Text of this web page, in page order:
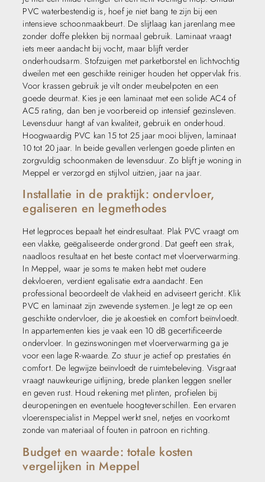
PVC waterbestendig is, hoef je niet bang te zijn bij een
intensieve schoonmaakbeurt. De slijtlaag kan jarenlang mee
zonder doffe plekken bij normaal gebruik. Laminaat vraagt
iets meer aandacht bij vocht, maar blijft verder
onderhoudsarm. Stofzuigen met parketborstel en lichtvochtig
dweilen met een geschikte reiniger houden het oppervlak fris.
Voor krassen gebruik je vilt onder meubelpoten en een
goede deurmat. Kies je een laminaat met een solide AC4 of
AC5 rating, dan ben je voorbereid op intensief gezinsleven.
Levensduur hangt af van kwaliteit, gebruik en onderhoud.
Hoogwaardig PVC kan 15 tot 25 jaar mooi blijven, laminaat
10 tot 20 jaar. In beide gevallen verlengen goede plinten en
zorgvuldig schoonmaken de levensduur. Zo blijft je woning in
Meppel er verzorgd en stijlvol uitzien, jaar na jaar.
Installatie in de praktijk: ondervloer,
egaliseren en legmethodes
Het legproces bepaalt het eindresultaat. Plak PVC vraagt om
een vlakke, geëgaliseerde ondergrond. Dat geeft een strak,
naadloos resultaat en het beste contact met vloerverwarming.
In Meppel, waar je soms te maken hebt met oudere
dekvloeren, verdient egalisatie extra aandacht. Een
professional beoordeelt de vlakheid en adviseert gericht. Klik
PVC en laminaat zijn zwevende systemen. Je legt ze op een
geschikte ondervloer, die je akoestiek en comfort beïnvloedt.
In appartementen kies je vaak een 10 dB gecertificeerde
ondervloer. In gezinswoningen met vloerverwarming ga je
voor een lage R-waarde. Zo stuur je actief op prestaties én
comfort. De legwijze beïnvloedt de ruimtebeleving. Visgraat
vraagt nauwkeurige uitlijning, brede planken leggen sneller
en geven rust. Houd rekening met plinten, profielen bij
deuropeningen en eventuele hoogteverschillen. Een ervaren
vloerenspecialist in Meppel werkt snel, netjes en voorkomt
zonde van materiaal of fouten in patroon en richting.
Budget en waarde: totale kosten
vergelijken in Meppel